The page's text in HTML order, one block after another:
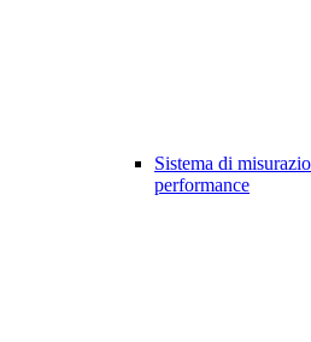
Sistema di
performance